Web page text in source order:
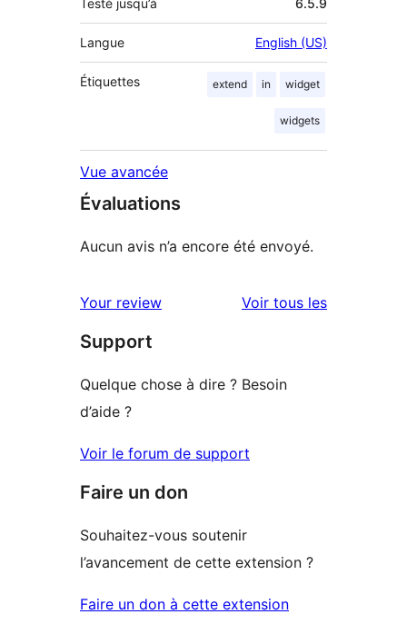
Testé jusqu’à 6.5.9
Langue English (US)
Étiquettes extend in widget
widgets
Vue avancée
Évaluations
Aucun avis n’a encore été envoyé.
Your review Voir tous lesavis
Support
Quelque chose à dire ? Besoin
d’aide ?
Voir le forum de support
Faire un don
Souhaitez-vous soutenir
l’avancement de cette extension ?
Faire un don à cette extension